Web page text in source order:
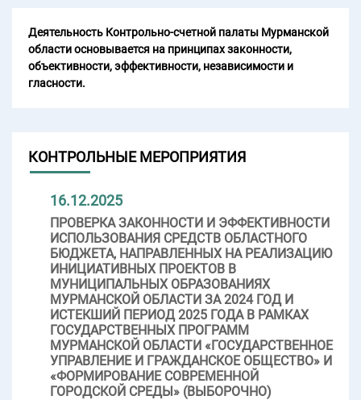
Деятельность Контрольно-счетной палаты Мурманской
области основывается на принципах законности,
объективности, эффективности, независимости и
гласности.
КОНТРОЛЬНЫЕ МЕРОПРИЯТИЯ
16.12.2025
ПРОВЕРКА ЗАКОННОСТИ И ЭФФЕКТИВНОСТИ
ИСПОЛЬЗОВАНИЯ СРЕДСТВ ОБЛАСТНОГО
БЮДЖЕТА, НАПРАВЛЕННЫХ НА РЕАЛИЗАЦИЮ
ИНИЦИАТИВНЫХ ПРОЕКТОВ В
МУНИЦИПАЛЬНЫХ ОБРАЗОВАНИЯХ
МУРМАНСКОЙ ОБЛАСТИ ЗА 2024 ГОД И
ИСТЕКШИЙ ПЕРИОД 2025 ГОДА В РАМКАХ
ГОСУДАРСТВЕННЫХ ПРОГРАММ
МУРМАНСКОЙ ОБЛАСТИ «ГОСУДАРСТВЕННОЕ
УПРАВЛЕНИЕ И ГРАЖДАНСКОЕ ОБЩЕСТВО» И
«ФОРМИРОВАНИЕ СОВРЕМЕННОЙ
ГОРОДСКОЙ СРЕДЫ» (ВЫБОРОЧНО)